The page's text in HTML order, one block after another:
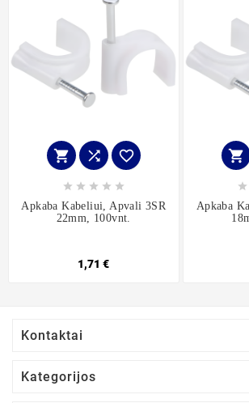
  
    
Apkaba Kabeliui, Apvali 3SR
22mm, 100vnt.
1,71 €


Apkaba
Kontaktai
Kategorijos